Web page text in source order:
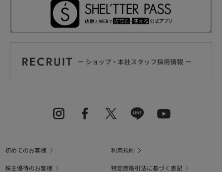
初めてのお客様
利用規約
株主優待のお客様
特定商取引法に基づく表記